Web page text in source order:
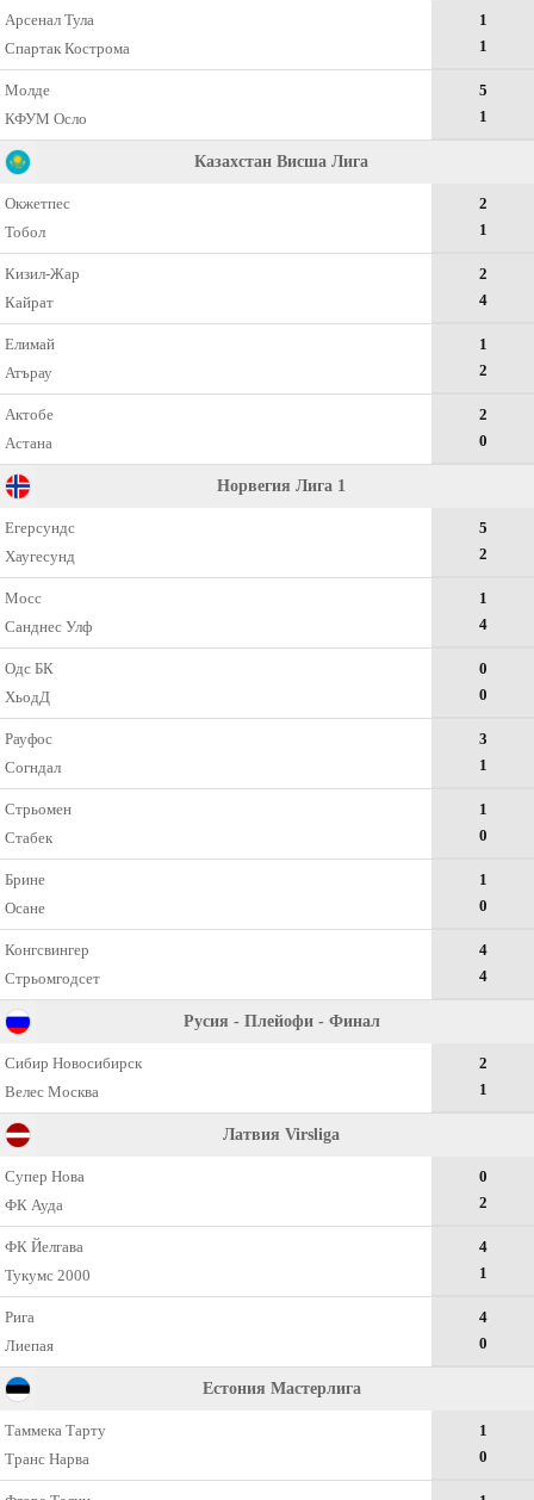
Арсенал Тула
Спартак Кострома
1
1
Молде
КФУМ Осло
5
1
Казахстан Висша Лига
Окжетпес
Тобол
2
1
Кизил-Жар
Кайрат
2
4
Елимай
Атърау
1
2
Актобе
Астана
2
0
Норвегия Лига 1
Егерсундс
Хаугесунд
5
2
Мосс
Санднес Улф
1
4
Одс БК
ХьодД
0
0
Рауфос
Согндал
3
1
Стрьомен
Стабек
1
0
Брине
Осане
1
0
Конгсвингер
Стрьомгодсет
4
4
Русия - Плейофи - Финал
Сибир Новосибирск
Велес Москва
2
1
Латвия Virsliga
Супер Нова
ФК Ауда
0
2
ФК Йелгава
Тукумс 2000
4
1
Рига
Лиепая
4
0
Естония Мастерлига
Таммека Тарту
Транс Нарва
1
0